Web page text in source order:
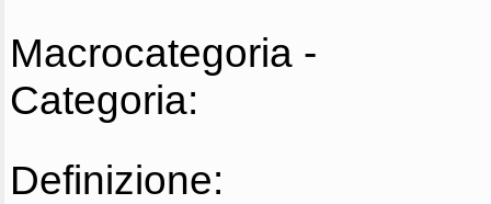
Macrocategoria -
Categoria:
Definizione: